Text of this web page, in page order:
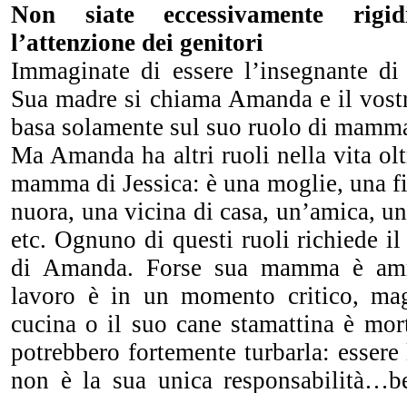
Non siate eccessivamente
l’attenzione dei genitori
Immaginate di essere l’insegnante
Sua madre si chiama Amanda e il
basa solamente sul suo ruolo di
Ma Amanda ha altri ruoli nella vita
mamma di Jessica: è una moglie, una
nuora, una vicina di casa, un’amica,
etc. Ognuno di questi ruoli richiede il
di Amanda. Forse sua mamma è
lavoro è in un momento critico,
cucina o il suo cane stamattina è
potrebbero fortemente turbarla:
non è la sua unica